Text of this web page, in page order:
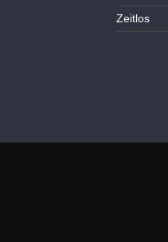
Zeitlos